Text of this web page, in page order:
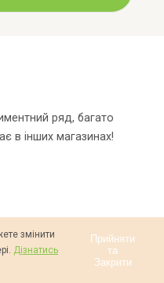
ряд, багато
в інших магазинах!
змінити
Дізнатись
Прийняти
та
Закрити